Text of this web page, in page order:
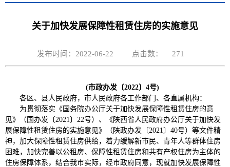
关于加快发展保障性租赁住房的实施意见
发布时间：2022-06-22 点击数： 271
(市政办发〔2022〕4号)
各区、县人民政府，市人民政府各工作部门、各直属机构：
为贯彻落实《国务院办公厅关于加快发展保障性租赁住房的意
见》（国办发〔2021〕22号）、《陕西省人民政府办公厅关于加快发
展保障性租赁住房的实施意见》（陕政办发〔2021〕40号）等文件精
神，加大保障性租赁住房供给，着力缓解新市民、青年人等群体住房
困难，加快完善以公租房、保障性租赁住房和共有产权住房为主体的
住房保障体系，结合我市实际，经市政府同意，现就加快发展保障性